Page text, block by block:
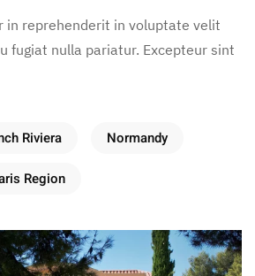
in reprehenderit in voluptate velit
fugiat nulla pariatur. Excepteur sint
Riviera Normandy
Region